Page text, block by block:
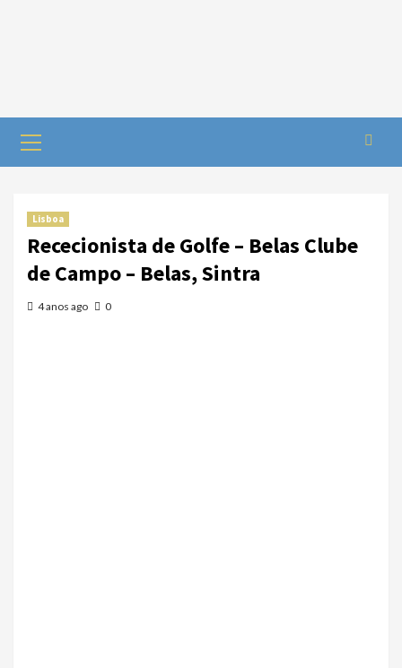
Lisboa
Rececionista de Golfe – Belas Clube
de Campo – Belas, Sintra
4 anos ago 0